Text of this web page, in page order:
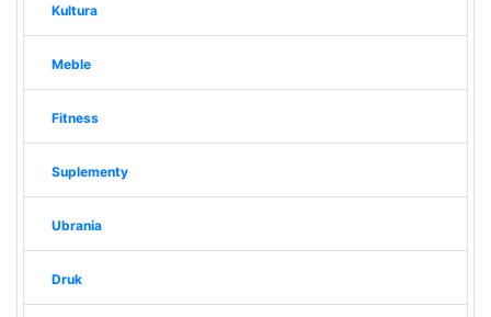
Kultura
Meble
Fitness
Suplementy
Ubrania
Druk